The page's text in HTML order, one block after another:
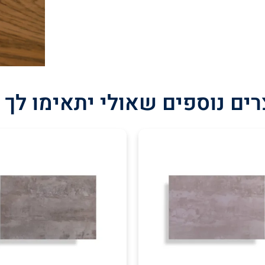
נוספים שאולי יתאימו לך